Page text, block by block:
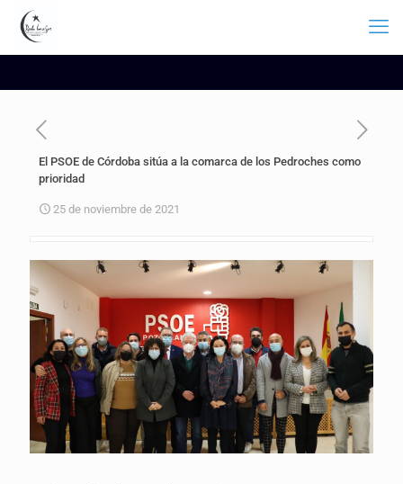
El PSOE de Córdoba sitúa a la comarca de los Pedroches como
prioridad
25 de noviembre de 2021